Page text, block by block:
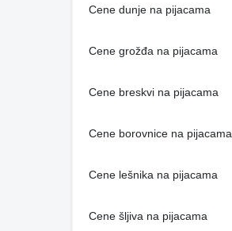
Cene dunje na pijacama
Cene grožđa na pijacama
Cene breskvi na pijacama
Cene borovnice na pijacama
Cene lešnika na pijacama
Cene šljiva na pijacama